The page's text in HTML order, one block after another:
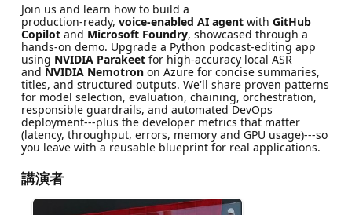
Join us and learn how to build a
production‑ready, voice‑enabled AI agentwith GitHub
Copilotand Microsoft Foundry, showcased through a
hands‑on demo. Upgrade a Python podcast‑editing app
using NVIDIA Parakeetfor high‑accuracy local ASR
and NVIDIA Nemotronon Azure for concise summaries,
titles, and structured outputs. We'll share proven patterns
for model selection, evaluation, chaining, orchestration,
responsible guardrails, and automated DevOps
deployment---plus the developer metrics that matter
(latency, throughput, errors, memory and GPU usage)---so
you leave with a reusable blueprint for real applications.
講演者